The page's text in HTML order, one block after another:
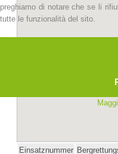
preghiamo di notare che se li
tutte le funzionalità del sito.